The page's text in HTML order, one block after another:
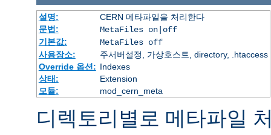
설명:
CERN 메타파일을 처리한다
문법:
MetaFiles on|off
기본값:
MetaFiles off
사용장소:
주서버설정, 가상호스트, directory, .htaccess
Override 옵션: Indexes
상태:
Extension
모듈:
mod_cern_meta
디렉토리별로 메타파일